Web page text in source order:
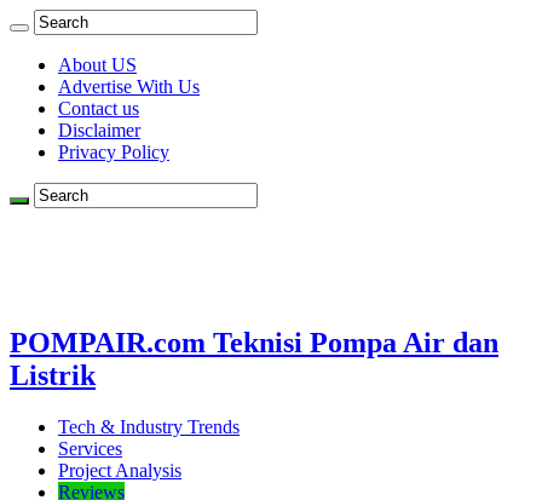
About US
Advertise With Us
Contact us
Disclaimer
Privacy Policy
POMPAIR.com Teknisi Pompa Air dan
Listrik
Tech & Industry Trends
Services
Project Analysis
Reviews